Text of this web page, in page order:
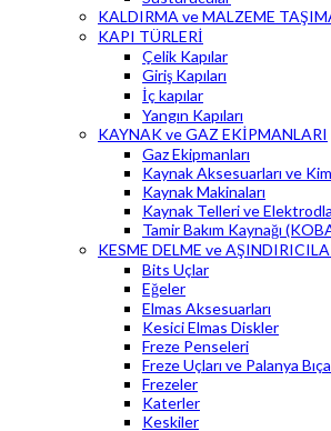
KALDIRMA ve MALZEME
KAPI TÜRLERİ
Çelik Kapılar
Giriş Kapıları
İç kapılar
Yangın Kapıları
KAYNAK ve GAZ EKİPMANLARI
Gaz Ekipmanları
Kaynak Aksesuarları ve
Kaynak Makinaları
Kaynak Telleri ve
Tamir Bakım Kaynağı
KESME DELME ve
Bits Uçlar
Eğeler
Elmas Aksesuarları
Kesici Elmas Diskler
Freze Penseleri
Freze Uçları ve Palanya
Frezeler
Katerler
Keskiler